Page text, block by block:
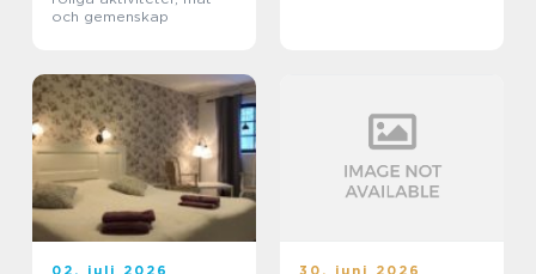
och gemenskap
02. juli 2026 30. juni 2026